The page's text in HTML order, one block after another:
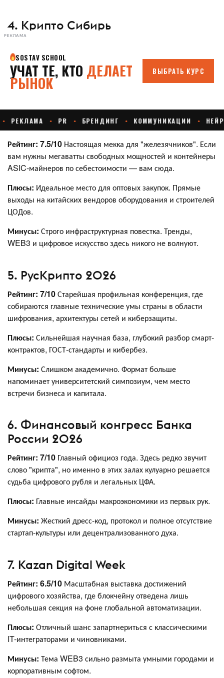
4. Крипто Сибирь
РЕКЛАМА
Рейтинг: 7.5/10 Настоящая мекка для "железячников". Если
вам нужны мегаватты свободных мощностей и контейнеры
ASIC-майнеров по себестоимости — вам сюда.
Плюсы: Идеальное место для оптовых закупок. Прямые
выходы на китайских вендоров оборудования и строителей
ЦОДов.
Минусы: Строго инфраструктурная повестка. Тренды,
WEB3 и цифровое искусство здесь никого не волнуют.
5. РусКрипто 2026
Рейтинг: 7/10Старейшая профильная конференция, где
собираются главные технические умы страны в области
шифрования, архитектуры сетей и киберзащиты.
Плюсы: Сильнейшая научная база, глубокий разбор смарт-
контрактов, ГОСТ-стандарты и кибербез.
Минусы: Слишком академично. Формат больше
напоминает университетский симпозиум, чем место
встречи бизнеса и капитала.
6. Финансовый конгресс Банка
России 2026
Рейтинг: 7/10 Главный официоз года. Здесь редко звучит
слово "крипта", но именно в этих залах кулуарно решается
судьба цифрового рубля и легальных ЦФА.
Плюсы: Главные инсайды макроэкономики из первых рук.
Минусы: Жесткий дресс-код, протокол и полное отсутствие
стартап-культуры или децентрализованного духа.
7. Kazan Digital Week
Рейтинг: 6.5/10 Масштабная выставка достижений
цифрового хозяйства, где блокчейну отведена лишь
небольшая секция на фоне глобальной автоматизации.
Плюсы: Отличный шанс запартнериться с классическими
IT-интеграторами и чиновниками.
Минусы: Тема WEB3 сильно размыта умными городами и
корпоративным софтом.